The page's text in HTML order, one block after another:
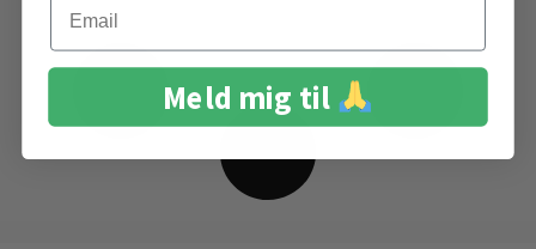
Meld mig til